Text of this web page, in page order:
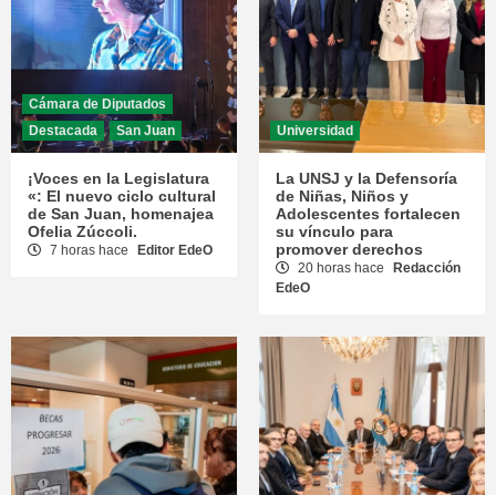
Cámara de Diputados
Destacada
San Juan
¡Voces en la Legislatura
«: El nuevo ciclo cultural
de San Juan, homenajea
Ofelia Zúccoli.
7 horas hace Editor EdeO
Universidad
La UNSJ y la Defensoría
de Niñas, Niños y
Adolescentes fortalecen
su vínculo para
promover derechos
20 horas hace
Redacción
EdeO